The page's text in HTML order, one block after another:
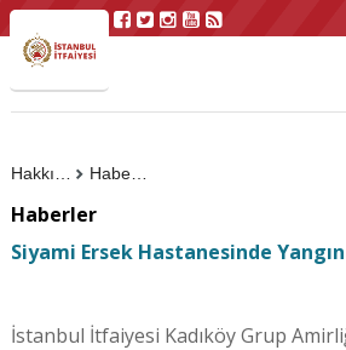
Haberler
Haberler
Siyami Ersek Hastanesinde
İstanbul İtfaiyesi Kadıköy Grup